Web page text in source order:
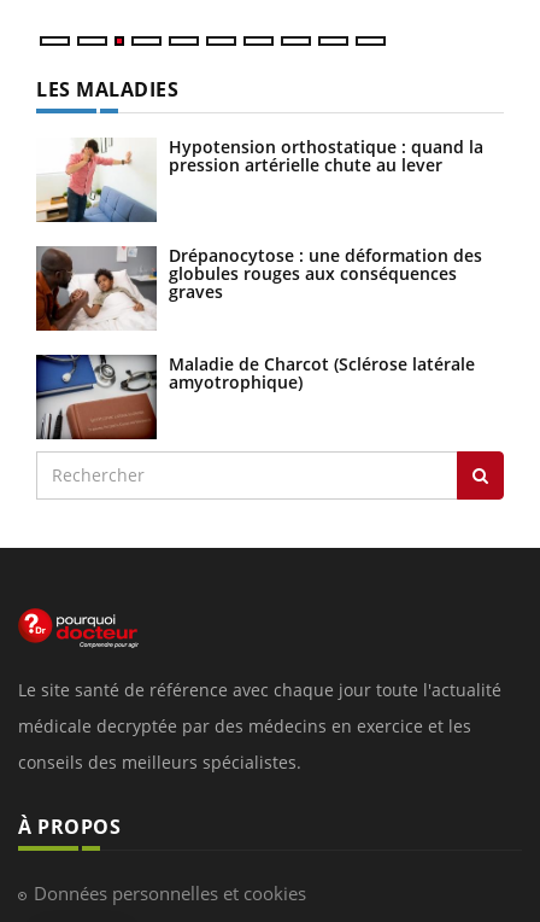
LES MALADIES
Hypotension orthostatique : quand la
pression artérielle chute au lever
Drépanocytose : une déformation des
globules rouges aux conséquences
graves
Maladie de Charcot (Sclérose latérale
amyotrophique)
Le site santé de référence avec chaque jour toute l'actualité
médicale decryptée par des médecins en exercice et les
conseils des meilleurs spécialistes.
À PROPOS
Données personnelles et cookies